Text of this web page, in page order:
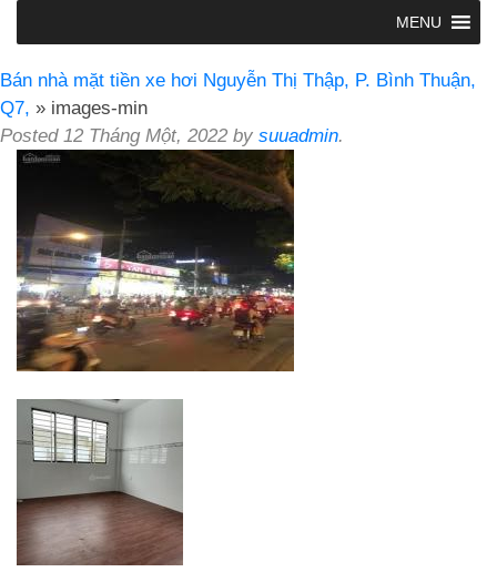
MENU
Bán nhà mặt tiền xe hơi Nguyễn Thị Thập, P. Bình Thuận,
Q7, » images-min
Posted 12 Tháng Một, 2022 by suuadmin.